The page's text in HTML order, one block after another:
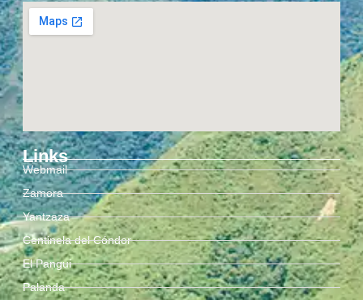
Links
Webmail
Zamora
Yantzaza
Centinela del Cóndor
El Pangui
Palanda